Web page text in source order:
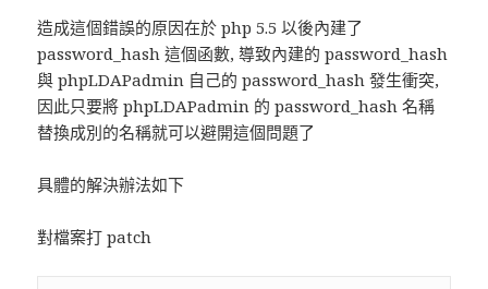
造成這個錯誤的原因在於 php 5.5 以後內建了
password_hash 這個函數, 導致內建的 password_hash
與 phpLDAPadmin 自己的 password_hash 發生衝突,
因此只要將 phpLDAPadmin 的 password_hash 名稱
替換成別的名稱就可以避開這個問題了
具體的解決辦法如下
對檔案打 patch